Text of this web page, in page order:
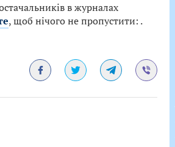
в журналах
, щоб нічого не пропустити: .